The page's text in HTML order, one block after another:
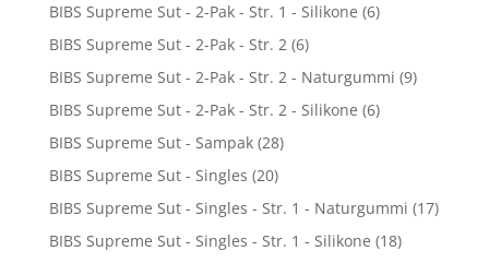
BIBS Supreme Sut - 2-Pak - Str. 1 - Silikone (6)
BIBS Supreme Sut - 2-Pak - Str. 2 (6)
BIBS Supreme Sut - 2-Pak - Str. 2 - Naturgummi (9)
BIBS Supreme Sut - 2-Pak - Str. 2 - Silikone (6)
BIBS Supreme Sut - Sampak (28)
BIBS Supreme Sut - Singles (20)
BIBS Supreme Sut - Singles - Str. 1 - Naturgummi (17)
BIBS Supreme Sut - Singles - Str. 1 - Silikone (18)